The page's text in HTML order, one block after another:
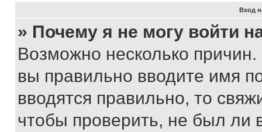
Вход
» Почему я не могу войти
Возможно несколько
вы правильно вводите имя
вводятся правильно, то
чтобы проверить, не был ли